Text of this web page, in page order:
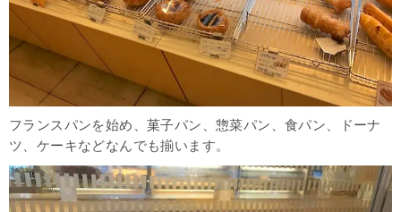
フランスパンを始め、菓子パン、惣菜パン、食パン、ドーナ
ツ、ケーキなどなんでも揃います。